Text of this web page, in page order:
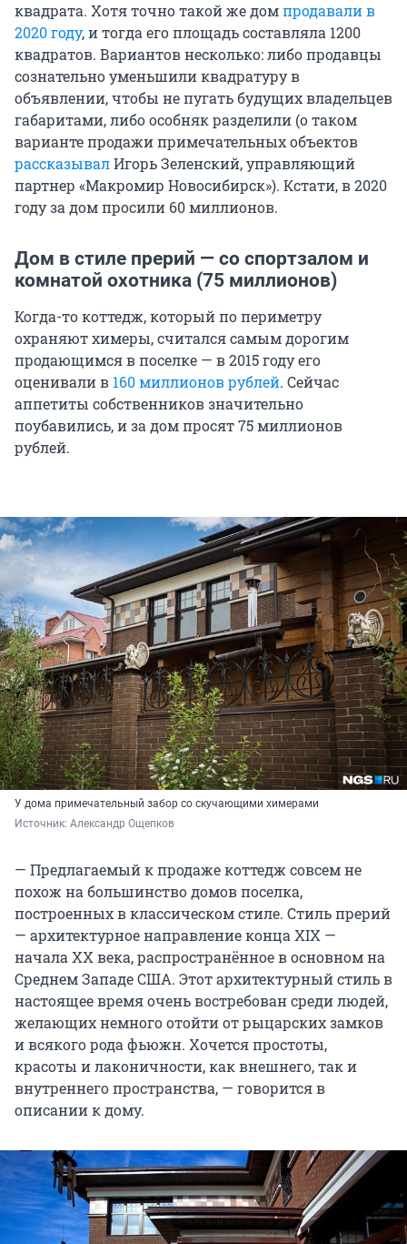
квадрата. Хотя точно такой же домпродавали в
2020 году, и тогда его площадь составляла 1200
квадратов. Вариантов несколько: либо продавцы
сознательно уменьшили квадратуру в
объявлении, чтобы не пугать будущих владельцев
габаритами, либо особняк разделили (о таком
варианте продажи примечательных объектов
рассказывалИгорь Зеленский, управляющий
партнер «Макромир Новосибирск»). Кстати, в 2020
году за дом просили 60 миллионов.
Дом в стиле прерий — со спортзалом и
комнатой охотника (75 миллионов)
Когда-то коттедж, который по периметру
охраняют химеры, считался самым дорогим
продающимся в поселке — в 2015 году его
оценивали в 160 миллионов рублей. Сейчас
аппетиты собственников значительно
поубавились, и за дом просят 75 миллионов
рублей.
У дома примечательный забор со скучающими химерами
Источник: Александр Ощепков
— Предлагаемый к продаже коттедж совсем не
похож на большинство домов поселка,
построенных в классическом стиле. Стиль прерий
— архитектурное направление конца XIX —
начала XX века, распространённое в основном на
Среднем Западе США. Этот архитектурный стиль в
настоящее время очень востребован среди людей,
желающих немного отойти от рыцарских замков
и всякого рода фьюжн. Хочется простоты,
красоты и лаконичности, как внешнего, так и
внутреннего пространства, — говорится в
описании к дому.